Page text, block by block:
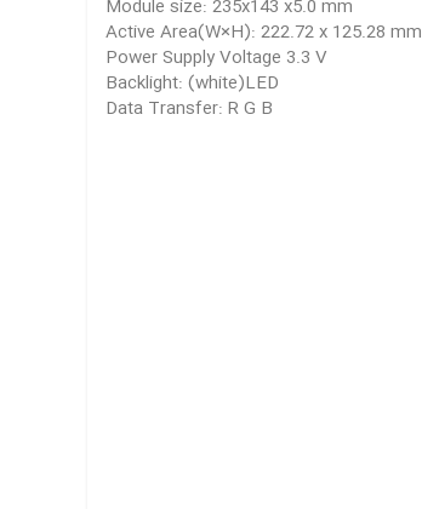
Module size: 235x143 x5.0 mm
Active Area(W×H): 222.72 x 125.28 mm
Power Supply Voltage 3.3 V
Backlight: (white)LED
Data Transfer: R G B